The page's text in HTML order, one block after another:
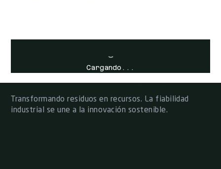
Cargando...
Transformando residuos en recursos. La fiabilidad
industrial se une a la innovación sostenible.